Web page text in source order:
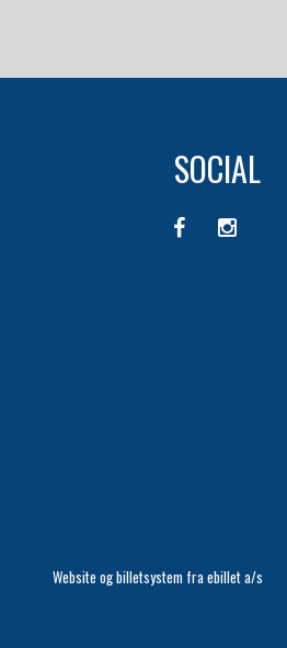
SOCIAL
Website og billetsystem fra ebillet a/s